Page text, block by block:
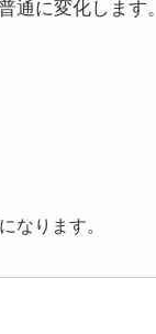
に変化します。
なります。